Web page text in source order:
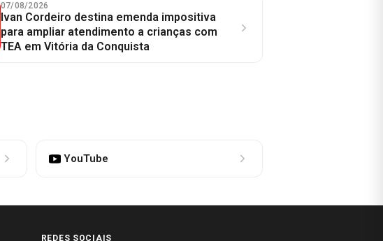
07/08/2026
Ivan Cordeiro destina emenda impositiva
para ampliar atendimento a crianças com
TEA em Vitória da Conquista
YouTube
REDES SOCIAIS